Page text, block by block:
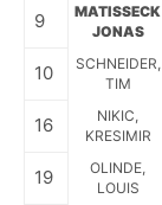
9
MATISSECK
JONAS
10
SCHNEIDER,
TIM
16
NIKIC,
KRESIMIR
19
OLINDE,
LOUIS